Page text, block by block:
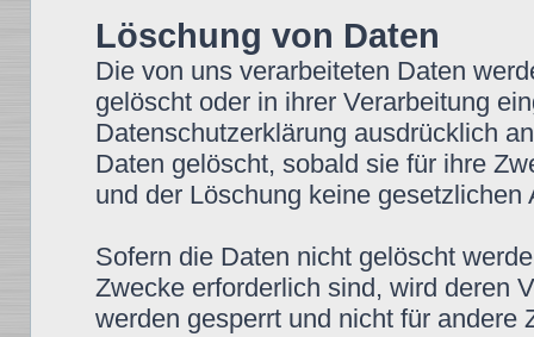
Löschung von Daten
Die von uns verarbeiteten Daten
gelöscht oder in ihrer Verarbeitung
Datenschutzerklärung ausdrücklich
Daten gelöscht, sobald sie für ihre
und der Löschung keine
Sofern die Daten nicht gelöscht
Zwecke erforderlich sind, wird deren
werden gesperrt und nicht für